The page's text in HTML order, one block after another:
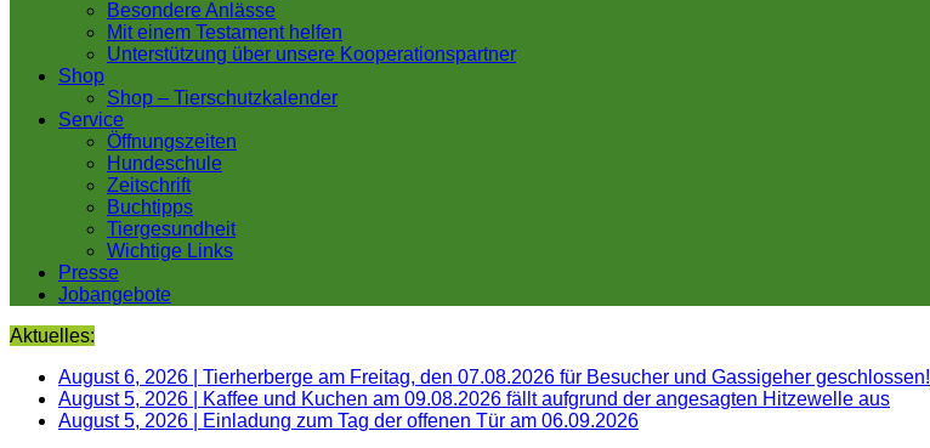
Besondere Anlässe
Mit einem Testament helfen
Unterstützung über unsere Kooperationspartner
Shop
Shop – Tierschutzkalender
Service
Öffnungszeiten
Hundeschule
Zeitschrift
Buchtipps
Tiergesundheit
Wichtige Links
Presse
Jobangebote
Aktuelles:
August 6, 2026
Tierherberge am Freitag, den 07.08.2026 für Besucher und Gassigeher geschlossen!
August 5, 2026
Kaffee und Kuchen am 09.08.2026 fällt aufgrund der angesagten Hitzewelle aus
August 5, 2026
Einladung zum Tag der offenen Tür am 06.09.2026